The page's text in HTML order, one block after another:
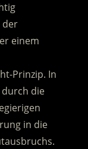
der
einem
Prinzip. In
die
in die